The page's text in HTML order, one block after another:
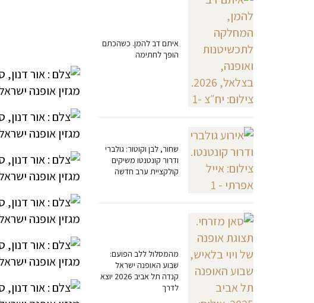
איתם דב להמן. כשהכתם
הופך לחתימה
שחור, לבן וקוטור: גולברי
ודרור קונטנטו משיקים
קולקציית ערב חדשה
מהמסלול ללב הפועם:
שבוע האופנה ישראל
קנדה תל אביב 2026 יוצא
לדרך